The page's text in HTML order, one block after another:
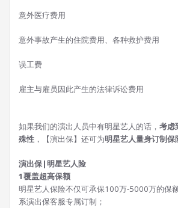
意外医疗费用
意外事故产生的住院费用、各种救护费用
误工费
雇主与雇员因此产生的法律诉讼费用
如果我们的演出人员中有明星艺人的话， 考虑
殊性 ，【演出保】还可为明星艺人量身订制保
演出保|明星艺人险
1覆盖超高保额
明星艺人保险不仅可承保100万-5000万的保
系演出保客服专属订制；